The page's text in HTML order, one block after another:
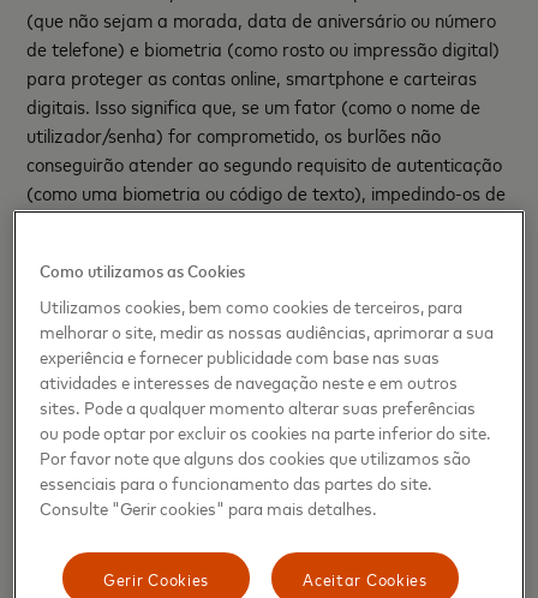
(que não sejam a morada, data de aniversário ou número
de telefone) e biometria (como rosto ou impressão digital)
para proteger as contas online, smartphone e carteiras
digitais. Isso significa que, se um fator (como o nome de
utilizador/senha) for comprometido, os burlões não
conseguirão atender ao segundo requisito de autenticação
(como uma biometria ou código de texto), impedindo-os de
aceder às contas dos utilizadores.
A utilização de um plugue para carregar os dispositivos
também é fundamental. Cabos USB e USB-Type C podem
transferir dados, o que pode ocorrer quando se liga o cabo
numa entrada USB/USB-Type C pública. A utilização de
um plugue tradicional elimina o risco de transferência de
dados, permitindo carregar o dispositivo de forma segura.
Pode ainda consultar o site do banco para obter conselhos
sobre viagens e mantê-los informados sobre os planos de
5. Fazer backup na cloud e levar cópias físicas
Como utilizamos as Cookies
Utilizamos cookies, bem como cookies de terceiros, para
melhorar o site, medir as nossas audiências, aprimorar a sua
experiência e fornecer publicidade com base nas suas
atividades e interesses de navegação neste e em outros
sites. Pode a qualquer momento alterar suas preferências
ou pode optar por excluir os cookies na parte inferior do site.
Por favor note que alguns dos cookies que utilizamos são
essenciais para o funcionamento das partes do site.
Consulte "Gerir cookies" para mais detalhes.
Aceitar Cookies
Gerir Cookies